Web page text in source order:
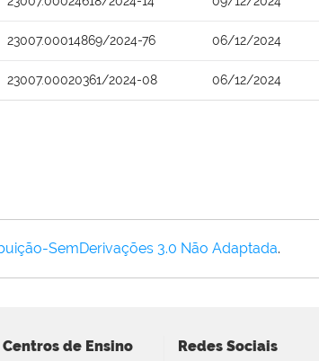
23007.00014869/2024-76 06/12/2024
23007.00020361/2024-08 06/12/2024
SemDerivações 3.0 Não Adaptada.
Centros de Ensino Redes Sociais